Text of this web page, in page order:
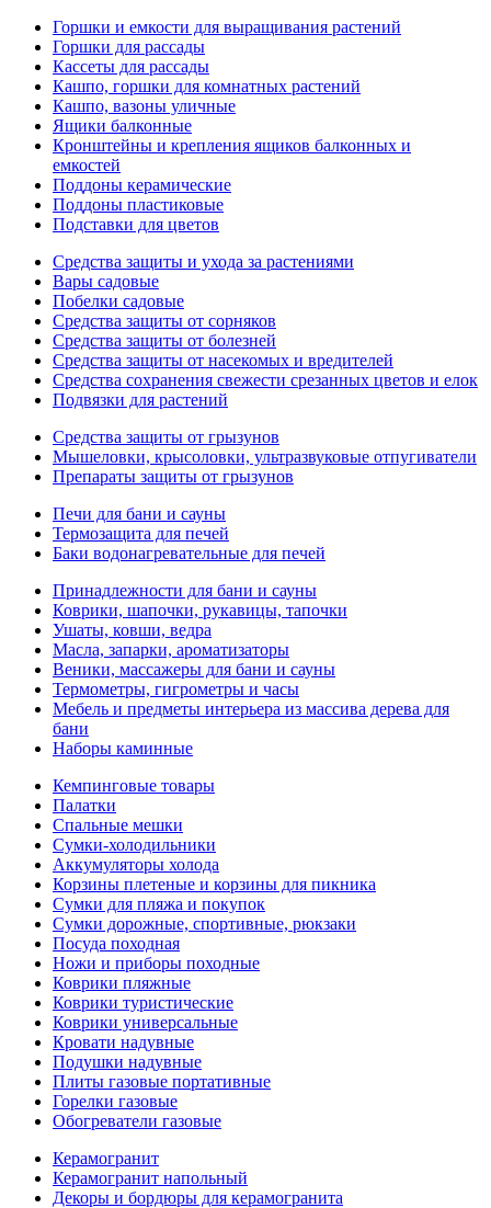
Горшки и емкости для выращивания растений
Горшки для рассады
Кассеты для рассады
Кашпо, горшки для комнатных растений
Кашпо, вазоны уличные
Ящики балконные
Кронштейны и крепления ящиков балконных и
емкостей
Поддоны керамические
Поддоны пластиковые
Подставки для цветов
Средства защиты и ухода за растениями
Вары садовые
Побелки садовые
Средства защиты от сорняков
Средства защиты от болезней
Средства защиты от насекомых и вредителей
Средства сохранения свежести срезанных цветов и елок
Подвязки для растений
Средства защиты от грызунов
Мышеловки, крысоловки, ультразвуковые отпугиватели
Препараты защиты от грызунов
Печи для бани и сауны
Термозащита для печей
Баки водонагревательные для печей
Принадлежности для бани и сауны
Коврики, шапочки, рукавицы, тапочки
Ушаты, ковши, ведра
Масла, запарки, ароматизаторы
Веники, массажеры для бани и сауны
Термометры, гигрометры и часы
Мебель и предметы интерьера из массива дерева для
бани
Наборы каминные
Кемпинговые товары
Палатки
Спальные мешки
Сумки-холодильники
Аккумуляторы холода
Корзины плетеные и корзины для пикника
Сумки для пляжа и покупок
Сумки дорожные, спортивные, рюкзаки
Посуда походная
Ножи и приборы походные
Коврики пляжные
Коврики туристические
Коврики универсальные
Кровати надувные
Подушки надувные
Плиты газовые портативные
Горелки газовые
Обогреватели газовые
Керамогранит
Керамогранит напольный
Декоры и бордюры для керамогранита